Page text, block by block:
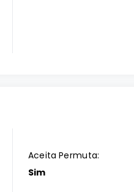
Aceita Permuta:
Sim